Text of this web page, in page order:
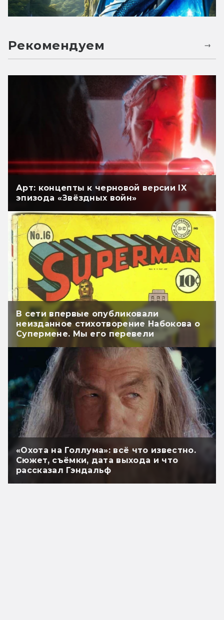
Рекомендуем
Арт: концепты к черновой версии IX
эпизода «Звёздных войн»
В сети впервые опубликовали
неизданное стихотворение Набокова о
Супермене. Мы его перевели
«Охота на Голлума»: всё что известно.
Сюжет, съёмки, дата выхода и что
рассказал Гэндальф